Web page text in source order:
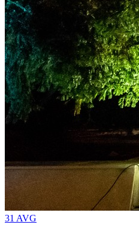
31 AVG